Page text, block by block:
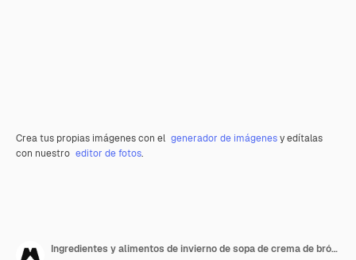
Crea tus propias imágenes con el generador de imágenesy edítalas
con nuestro editor de fotos.
Ingredientes y alimentos de invierno de sopa de crema de brócoli